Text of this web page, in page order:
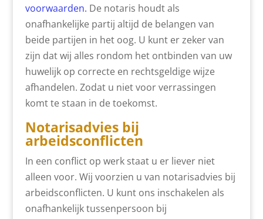
voorwaarden. De notaris houdt als
onafhankelijke partij altijd de belangen van
beide partijen in het oog. U kunt er zeker van
zijn dat wij alles rondom het ontbinden van uw
huwelijk op correcte en rechtsgeldige wijze
afhandelen. Zodat u niet voor verrassingen
komt te staan in de toekomst.
Notarisadvies bij
arbeidsconflicten
In een conflict op werk staat u er liever niet
alleen voor. Wij voorzien u van notarisadvies bij
arbeidsconflicten. U kunt ons inschakelen als
onafhankelijk tussenpersoon bij